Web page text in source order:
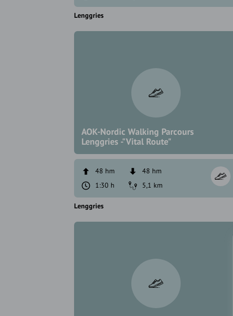
Lenggries
AOK-Nordic Walking Parcours
Lenggries -"Vital Route"
48 hm
48 hm
1:30 h
5,1 km
Lenggries